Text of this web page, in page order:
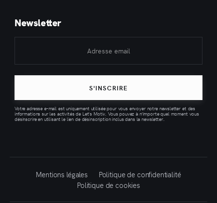
Newsletter
S'INSCRIRE
Votre adresse e-mail est uniquement utilisée pour vous envoyer notre newsletter et des
informations sur les activités de Let's Motiv. Vous pouvez à n'importe quel moment vous
désinscrire en utilisant le lien de désinscription inclus dans la newsletter.
Mentions légales
Politique de confidentialité
Politique de cookies